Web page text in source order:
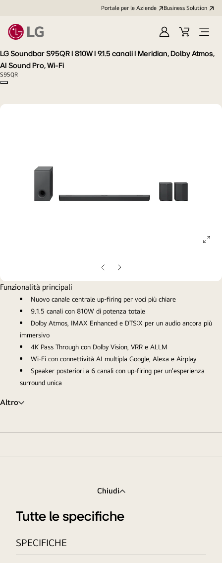
Portale per le Aziende Business Solution
Accedi
Registrati
Cart
Open
LG Soundbar S95QR I 810W I 9.1.5 canali I Meridian, Dolby Atmos,
AI Sound Pro, Wi-Fi
S95QR
Copy model name
Slide
precedente
Slide
successiva
Funzionalità principali
Nuovo canale centrale up-firing per voci più chiare
9.1.5 canali con 810W di potenza totale
Dolby Atmos, IMAX Enhanced e DTS:X per un audio ancora più
immersivo
4K Pass Through con Dolby Vision, VRR e ALLM
Wi-Fi con connettività AI multipla Google, Alexa e Airplay
Speaker posteriori a 6 canali con up-firing per un'esperienza
surround unica
Altro
Chiudi
Tutte le specifiche
SPECIFICHE